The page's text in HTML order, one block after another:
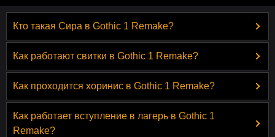
Кто такая Сира в Gothic 1 Remake?
Как работают свитки в Gothic 1 Remake?
Как проходится хоринис в Gothic 1 Remake?
Как работает вступление в лагерь в Gothic 1
Remake?